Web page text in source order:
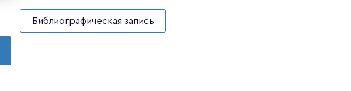
Библиографическая запись